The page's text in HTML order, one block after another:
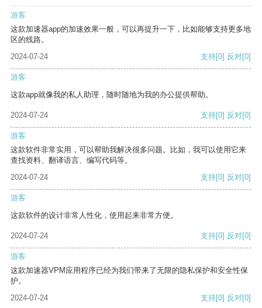
游客
这款加速器app的加速效果一般，可以再提升一下，比如能够支持更多地
区的线路。
2024-07-24
支持[0] 反对[0]
游客
这款app就像我的私人助理，随时随地为我的办公提供帮助。
2024-07-24 支持[0] 反对[0]
游客
这款软件非常实用，可以帮助我解决很多问题。比如，我可以使用它来
查找资料、翻译语言、编写代码等。
2024-07-24
支持[0] 反对[0]
游客
这款软件的设计非常人性化，使用起来非常方便。
2024-07-24 支持[0] 反对[0]
游客
这款加速器VPM应用程序已经为我们带来了无限的隐私保护和安全性保
护。
2024-07-24
支持[0] 反对[0]